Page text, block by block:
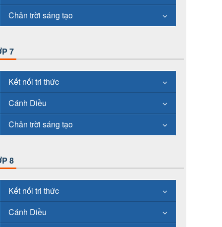
Chân trời sáng tạo
7
Kết nối tri thức
Cánh Diều
Chân trời sáng tạo
8
Kết nối tri thức
Cánh Diều